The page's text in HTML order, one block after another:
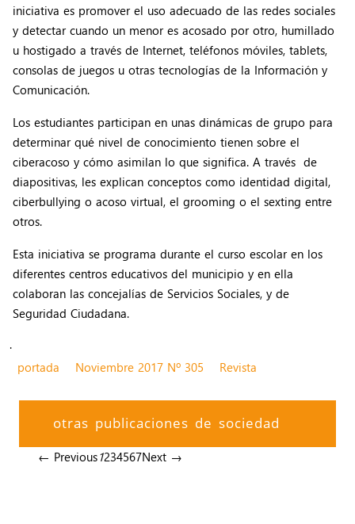
iniciativa es promover el uso adecuado de las redes sociales
y detectar cuando un menor es acosado por otro, humillado
u hostigado a través de Internet, teléfonos móviles, tablets,
consolas de juegos u otras tecnologías de la Información y
Comunicación.
Los estudiantes participan en unas dinámicas de grupo para
determinar qué nivel de conocimiento tienen sobre el
ciberacoso y cómo asimilan lo que significa. A través de
diapositivas, les explican conceptos como identidad digital,
ciberbullying o acoso virtual, el grooming o el sexting entre
otros.
Esta iniciativa se programa durante el curso escolar en los
diferentes centros educativos del municipio y en ella
colaboran las concejalías de Servicios Sociales, y de
Seguridad Ciudadana.
.
portada
Noviembre 2017 Nº 305 Revista
otras publicaciones de sociedad
← Previous1234567Next →